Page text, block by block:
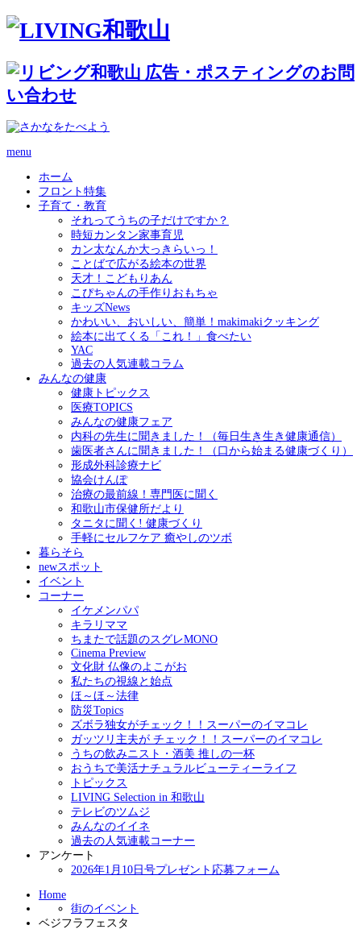
menu
ホーム
フロント特集
子育て・教育
それってうちの子だけですか？
時短カンタン家事育児
カン太なんか大っきらいっ！
ことばで広がる絵本の世界
天才！こどもりあん
こぴちゃんの手作りおもちゃ
キッズNews
かわいい、おいしい、簡単！makimakiクッキング
絵本に出てくる「これ！」食べたい
YAC
過去の人気連載コラム
みんなの健康
健康トピックス
医療TOPICS
みんなの健康フェア
内科の先生に聞きました！（毎日生き生き健康通信）
歯医者さんに聞きました！（口から始まる健康づくり）
形成外科診療ナビ
協会けんぽ
治療の最前線！専門医に聞く
和歌山市保健所だより
タニタに聞く! 健康づくり
手軽にセルフケア 癒やしのツボ
暮らそら
newスポット
イベント
コーナー
イケメンパパ
キラリママ
ちまたで話題のスグレMONO
Cinema Preview
文化財 仏像のよこがお
私たちの視線と始点
ほ～ほ～法律
防災Topics
ズボラ独女がチェック！！スーパーのイマコレ
ガッツリ主夫が チェック！！スーパーのイマコレ
うちの飲みニスト・酒美 推しの一杯
おうちで美活ナチュラルビューティーライフ
トピックス
LIVING Selection in 和歌山
テレビのツムジ
みんなのイイネ
過去の人気連載コーナー
アンケート
2026年1月10日号プレゼント応募フォーム
Home
街のイベント
ベジフラフェスタ